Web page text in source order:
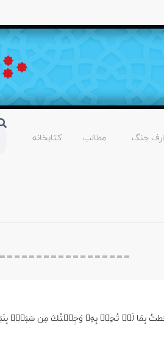
جنگ مطالب کتابخانه
بِمَا لَمۡ تُحِطۡ بِهِۦ وَجِئۡتُكَ مِن سَبَإِۭ بِنَبَإࣲ يَقِينٍ» –